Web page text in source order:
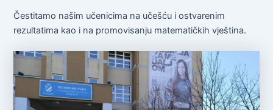
Čestitamo našim učenicima na učešću i ostvarenim
rezultatima kao i na promovisanju matematičkih vještina.